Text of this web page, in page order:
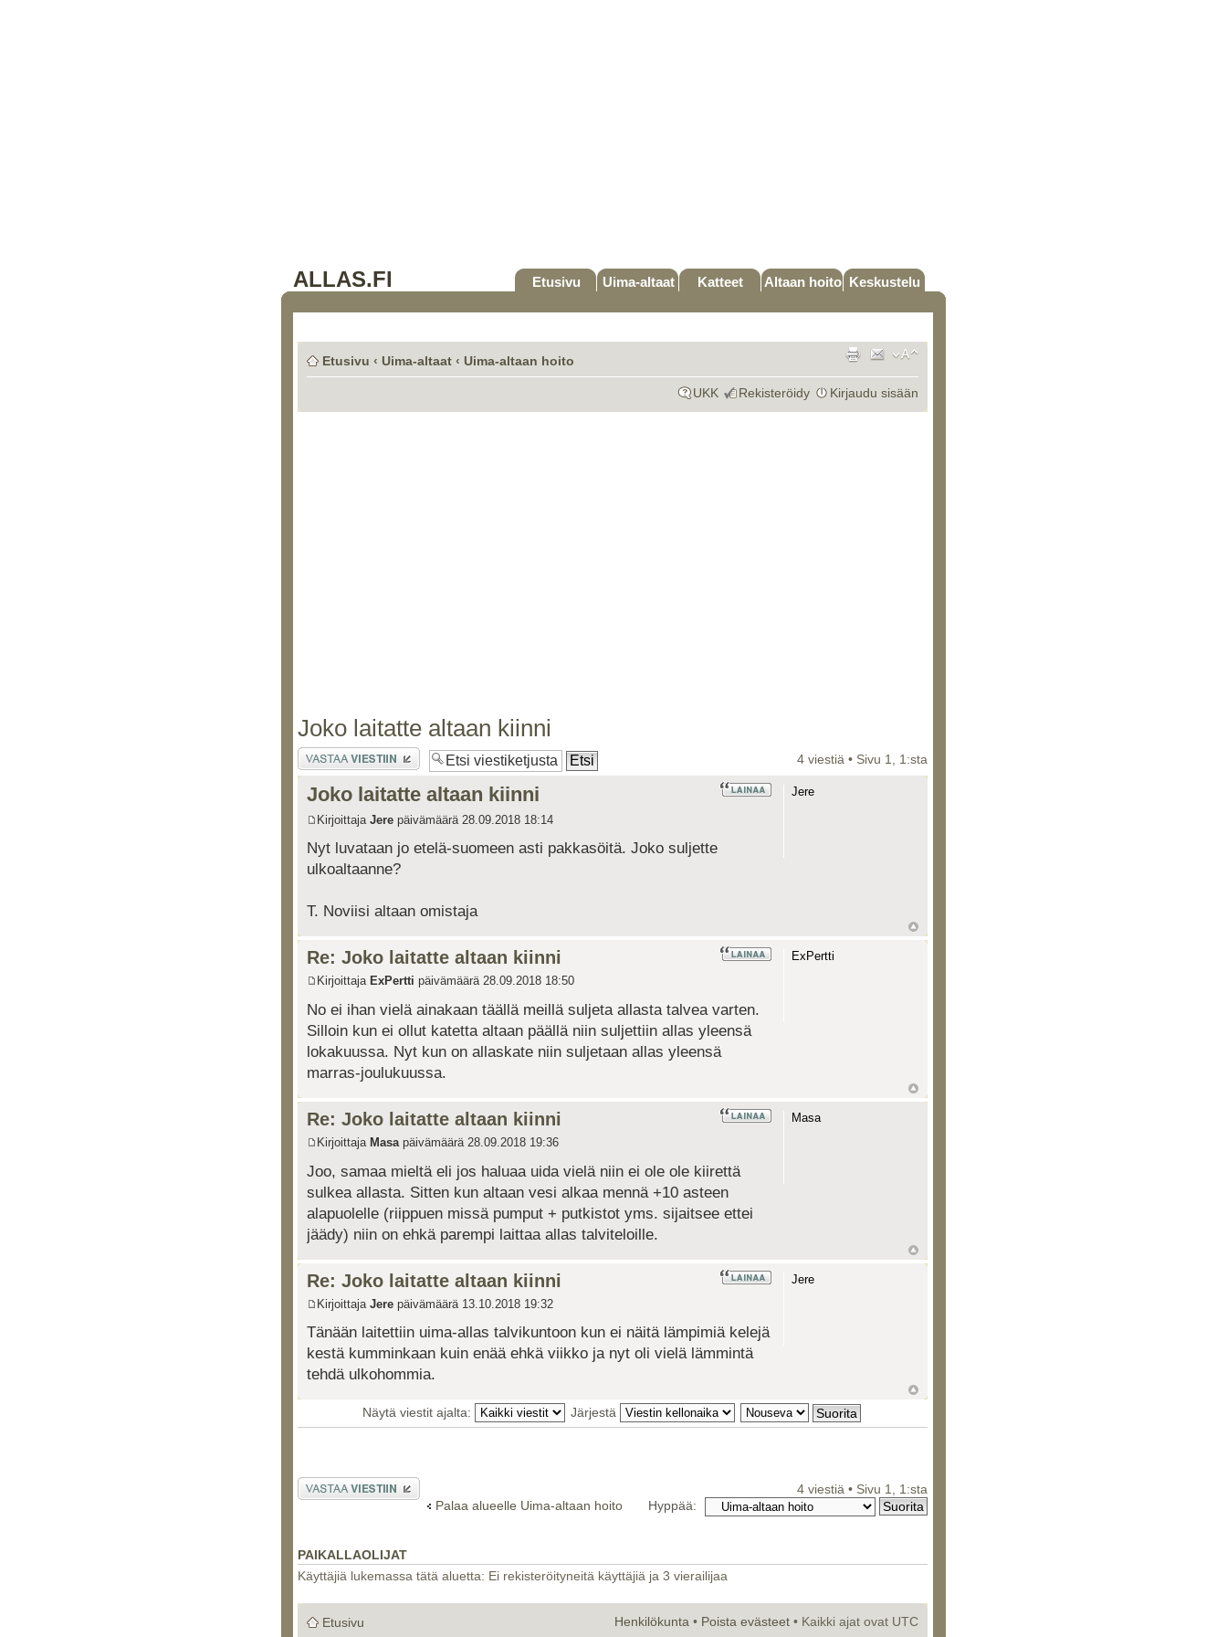
ALLAS.FI Etusivu Uima-altaat Katteet Altaan hoito Keskustelu
Etusivu ‹ Uima-altaat ‹ Uima-altaan hoito
UKK Rekisteröidy Kirjaudu sisään
Joko laitatte altaan kiinni
Lähetä vastaus 4 viestiä • Sivu 1 1 :sta
Joko laitatte altaan kiinni
Kirjoittaja Jere päivämäärä 28.09.2018 18:14
Nyt luvataan jo etelä-suomeen asti pakkasöitä. Joko suljette
ulkoaltaanne?
T. Noviisi altaan omistaja
Jere
Re: Joko laitatte altaan kiinni
Kirjoittaja ExPertti päivämäärä 28.09.2018 18:50
No ei ihan vielä ainakaan täällä meillä suljeta allasta talvea varten.
Silloin kun ei ollut katetta altaan päällä niin suljettiin allas yleensä
lokakuussa. Nyt kun on allaskate niin suljetaan allas yleensä
marras-joulukuussa.
ExPertti
Re: Joko laitatte altaan kiinni
Kirjoittaja Masa päivämäärä 28.09.2018 19:36
Joo, samaa mieltä eli jos haluaa uida vielä niin ei ole ole kiirettä
sulkea allasta. Sitten kun altaan vesi alkaa mennä +10 asteen
alapuolelle (riippuen missä pumput + putkistot yms. sijaitsee ettei
jäädy) niin on ehkä parempi laittaa allas talviteloille.
Masa
Re: Joko laitatte altaan kiinni
Kirjoittaja Jere päivämäärä 13.10.2018 19:32
Tänään laitettiin uima-allas talvikuntoon kun ei näitä lämpimiä kelejä
kestä kumminkaan kuin enää ehkä viikko ja nyt oli vielä lämmintä
tehdä ulkohommia.
Jere
Näytä viestit ajalta: Järjestä
Lähetä vastaus 4 viestiä • Sivu 1, 1:sta
Palaa alueelle Uima-altaan hoito
Hyppää:
PAIKALLAOLIJAT
Käyttäjiä lukemassa tätä aluetta: Ei rekisteröityneitä käyttäjiä ja 3 vierailijaa
Etusivu Henkilökunta • Poista evästeet • Kaikki ajat ovat UTC